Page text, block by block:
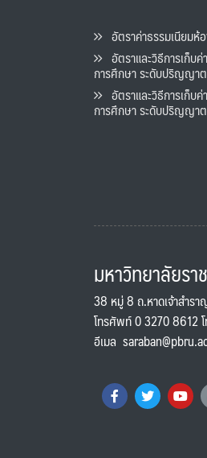
อัตราค่าธรรมเนียมห้
อัตราและวิธีการเก็บค่
การศึกษา ระดับปริญญ
อัตราและวิธีการเก็บค่
การศึกษา ระดับปริญญ
มหาวิทยาลัยร
38 หมู่ 8 ถ.หาดเจ้าสำร
โทรศัพท์ 0 3270 8612
อีเมล